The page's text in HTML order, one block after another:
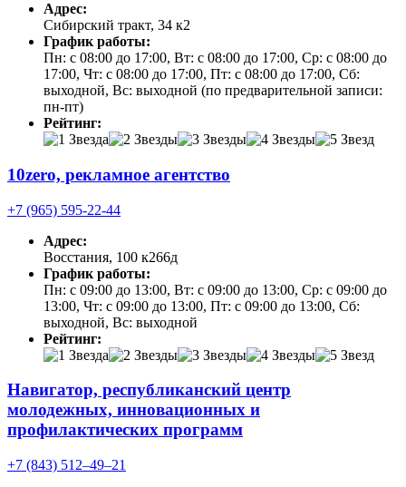
Адрес:
Сибирский тракт, 34 к2
График работы:
Пн: с 08:00 до 17:00, Вт: с 08:00 до 17:00, Ср: с 08:00 до
17:00, Чт: с 08:00 до 17:00, Пт: с 08:00 до 17:00, Сб:
выходной, Вс: выходной (по предварительной записи:
пн-пт)
Рейтинг:
10zero, рекламное агентство
+7 (965) 595-22-44
Адрес:
Восстания, 100 к266д
График работы:
Пн: с 09:00 до 13:00, Вт: с 09:00 до 13:00, Ср: с 09:00 до
13:00, Чт: с 09:00 до 13:00, Пт: с 09:00 до 13:00, Сб:
выходной, Вс: выходной
Рейтинг:
Навигатор, республиканский центр
молодежных, инновационных и
профилактических программ
+7 (843) 512‒49‒21